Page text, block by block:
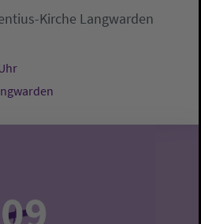
Kirche Langwarden
09